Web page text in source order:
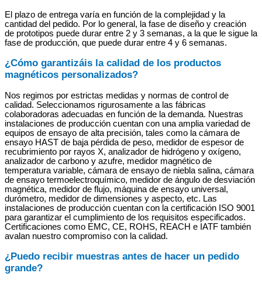
El plazo de entrega varía en función de la complejidad y la
cantidad del pedido. Por lo general, la fase de diseño y creación
de prototipos puede durar entre 2 y 3 semanas, a la que le sigue la
fase de producción, que puede durar entre 4 y 6 semanas.
¿Cómo garantizáis la calidad de los productos
magnéticos personalizados?
Nos regimos por estrictas medidas y normas de control de
calidad. Seleccionamos rigurosamente a las fábricas
colaboradoras adecuadas en función de la demanda. Nuestras
instalaciones de producción cuentan con una amplia variedad de
equipos de ensayo de alta precisión, tales como la cámara de
ensayo HAST de baja pérdida de peso, medidor de espesor de
recubrimiento por rayos X, analizador de hidrógeno y oxígeno,
analizador de carbono y azufre, medidor magnético de
temperatura variable, cámara de ensayo de niebla salina, cámara
de ensayo termoelectroquímico, medidor de ángulo de desviación
magnética, medidor de flujo, máquina de ensayo universal,
durómetro, medidor de dimensiones y aspecto, etc. Las
instalaciones de producción cuentan con la certificación ISO 9001
para garantizar el cumplimiento de los requisitos especificados.
Certificaciones como EMC, CE, ROHS, REACH e IATF también
avalan nuestro compromiso con la calidad.
¿Puedo recibir muestras antes de hacer un pedido
grande?